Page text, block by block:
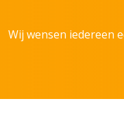
Wij wensen iedereen